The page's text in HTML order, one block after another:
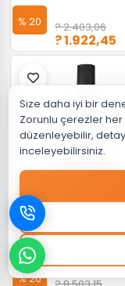
% 20 ? 2.403,06
? 1.922,45
Vitale
Vitale Nature Seramik
Vazo 19x19x54 cm
% 20
Size daha iyi bir
Zorunlu çerezler
düzenleyebilir,
inceleyebilirsiniz.